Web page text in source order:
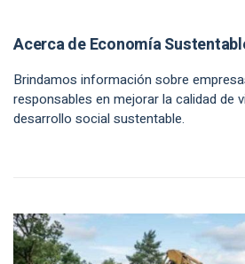
Acerca de Economía
Brindamos información sobre
responsables en mejorar la calidad de
desarrollo social sustentable.